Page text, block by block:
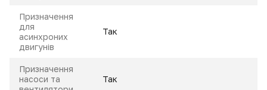
Призначення
для
асинхроних
двигунів
Так
Призначення
насоси та
Так